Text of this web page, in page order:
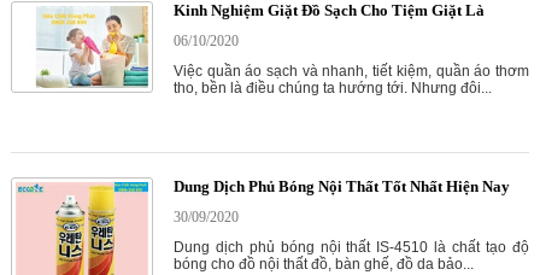
Kinh Nghiệm Giặt Đồ Sạch Cho Tiệm Giặt Là
06/10/2020
Việc quần áo sạch và nhanh, tiết kiệm, quần áo thơm
tho, bền là điều chúng ta hướng tới. Nhưng đôi...
Dung Dịch Phủ Bóng Nội Thất Tốt Nhất Hiện Nay
30/09/2020
Dung dịch phủ bóng nội thất IS-4510 là chất tạo độ
bóng cho đồ nội thất đồ, bàn ghế, đồ da bảo...